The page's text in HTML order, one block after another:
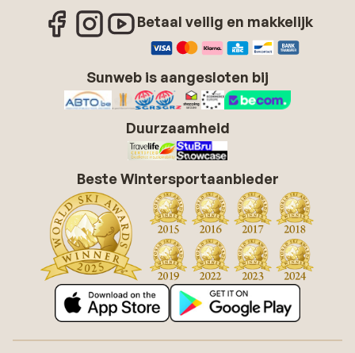
Betaal veilig en makkelijk
Sunweb is aangesloten bij
Duurzaamheid
Beste Wintersportaanbieder